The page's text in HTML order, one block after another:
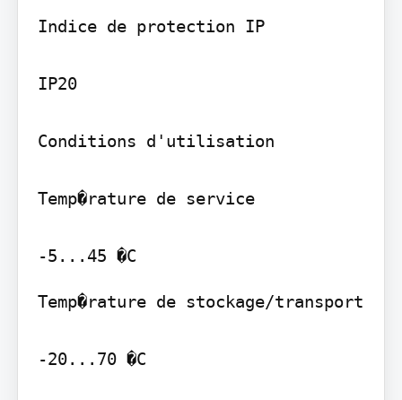
Indice de protection IP
IP20
Conditions d'utilisation
Temp�rature de service
Temp�rature de stockage/transport
-20...70 �C